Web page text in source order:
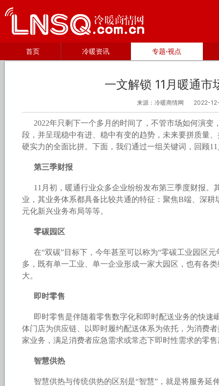
首页 冷暖资讯 专题·视点
一文解锁 11月暖通市
来源：冷暖商情网 2022-
2022年只剩下一个多月的时间了，不管市场如何演变
段，并呈现稳中有进、稳中有变的趋势，未来要拼质量
硬实力的全面比拼。下面，我们通过一组关键词，回顾
第三季财报
11月初，暖通行业众多企业纷纷发布第三季度财报。
业，其业务体系都具备比较共通的特征：聚焦B端、深
元化新兴业务布局等等。
零碳园区
在“双碳”目标下，今年甚至可以称为“零碳工业园区
多，既有单一工业、单一企业形成一家大园区，也有各
大。
即时零售
即时零售是伴随着零售数字化和即时配送业务的快速
体门店为供应链、以即时履约配送体系为依托，为消费
家业务，满足消费者应急需求或常态下即时性需求的零
智慧供热
智慧供热与传统供热的区别是“智慧”，就是将服务延